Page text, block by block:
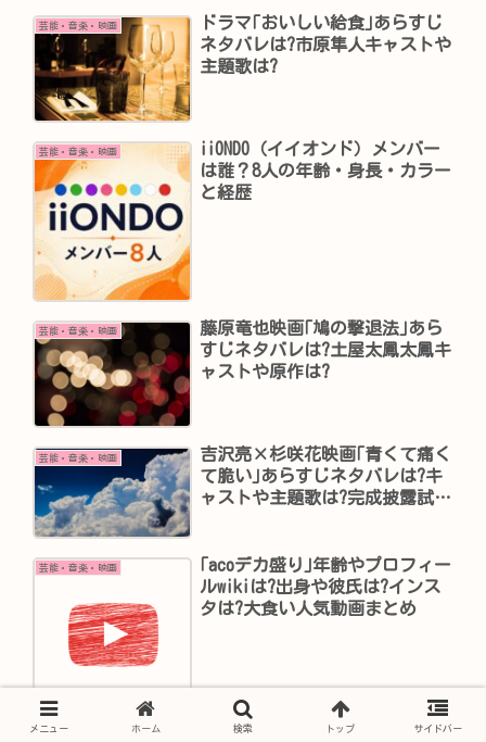
芸能・音楽・映画
ドラマ｢おいしい給食｣あらすじ
ネタバレは?市原隼人キャストや
主題歌は?
芸能・音楽・映画
iiONDO（イイオンド）メンバー
は誰？8人の年齢・身長・カラー
と経歴
芸能・音楽・映画
藤原竜也映画｢鳩の撃退法｣あら
すじネタバレは?土屋太鳳太鳳キ
ャストや原作は?
芸能・音楽・映画
吉沢亮×杉咲花映画｢青くて痛く
て脆い｣あらすじネタバレは?キ
ャストや主題歌は?完成披露試写
芸能・音楽・映画
｢acoデカ盛り｣年齢やプロフィー
ルwikiは?出身や彼氏は?インス
タは?大食い人気動画まとめ
メニュー ホーム 検索 トップ サイドバー